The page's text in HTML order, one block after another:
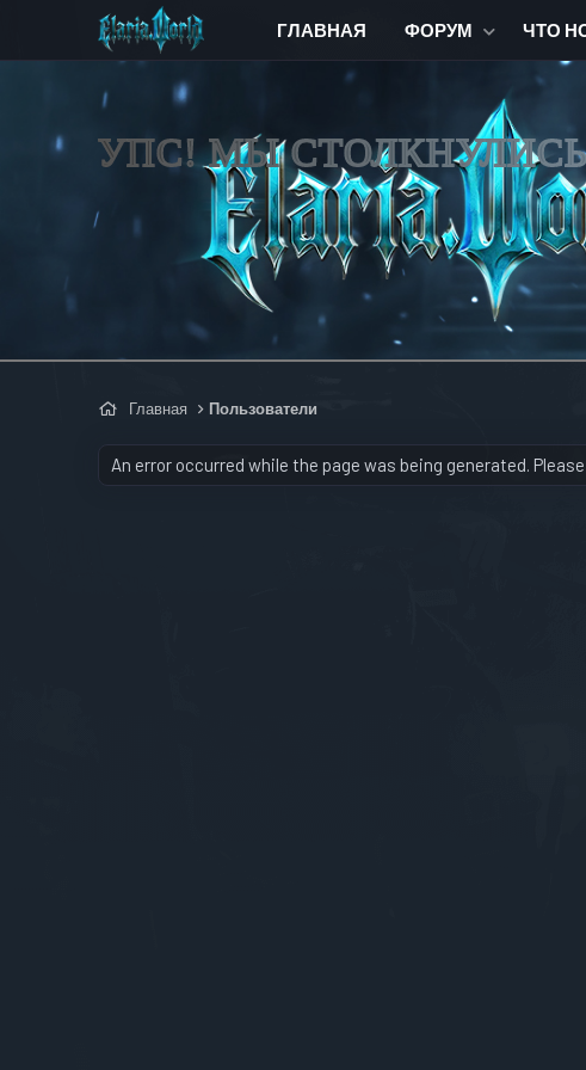
ГЛАВНАЯ ФОРУМ ЧТО
УПС! МЫ
Главная Пользователи
An error occurred while the page was being generated.